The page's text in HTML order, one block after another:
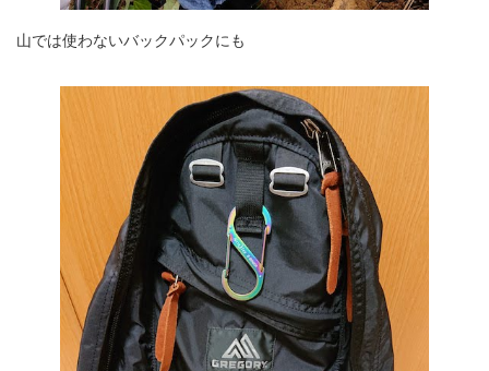
山では使わないバックパックにも